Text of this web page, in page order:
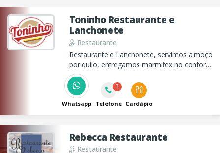
Toninho Restaurante e
Lanchonete
Restaurante
Restaurante e Lanchonete, servimos almoço
por quilo, entregamos marmitex no conforto
da sua casa, ou trabalho e também
servimos deliciosos lanches no período da
noite.
Whatsapp
3
Telefone Cardápio
Rebecca Restaurante
Restaurante